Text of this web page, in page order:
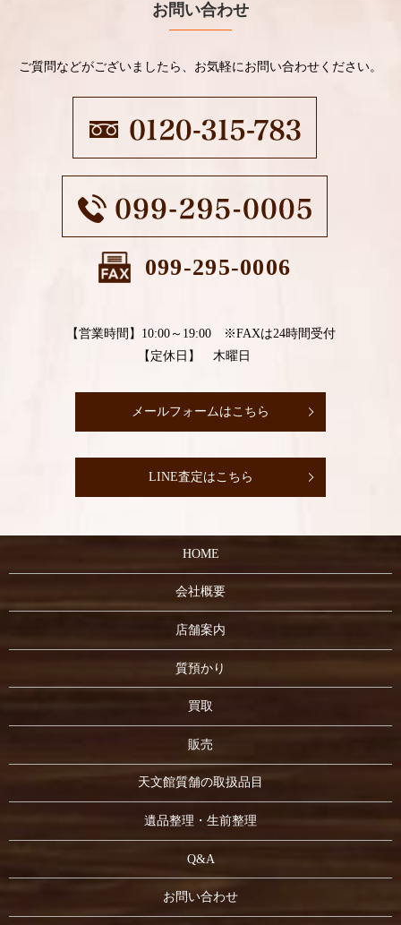
お問い合わせ
ご質問などがございましたら、お気軽にお問い合わせください。
099-295-0006
【営業時間】10:00～19:00 ※FAXは24時間受付
【定休日】 木曜日
メールフォームはこちら
LINE査定はこちら
HOME
会社概要
店舗案内
質預かり
買取
販売
天文館質舗の取扱品目
遺品整理・生前整理
Q&A
お問い合わせ